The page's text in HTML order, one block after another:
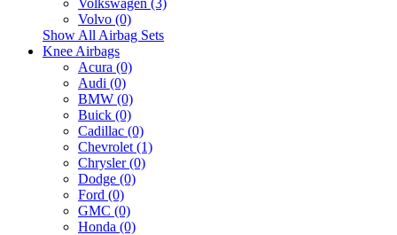
Volkswagen (3)
Volvo (0)
Show All Airbag Sets
Knee Airbags
Acura (0)
Audi (0)
BMW (0)
Buick (0)
Cadillac (0)
Chevrolet (1)
Chrysler (0)
Dodge (0)
Ford (0)
GMC (0)
Honda (0)